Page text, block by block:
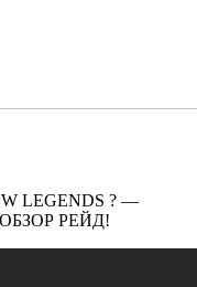
LEGENDS ? —
РЕЙД!